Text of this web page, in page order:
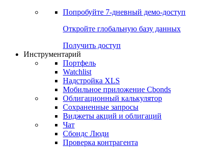
Попробуйте 7-дневный демо-доступ
Откройте глобальную базу данных
Получить доступ
Инструментарий
Портфель
Watchlist
Надстройка XLS
Мобильное приложение Cbonds
Облигационный калькулятор
Сохраненные запросы
Виджеты акций и облигаций
Чат
Сбондс Люди
Проверка контрагента